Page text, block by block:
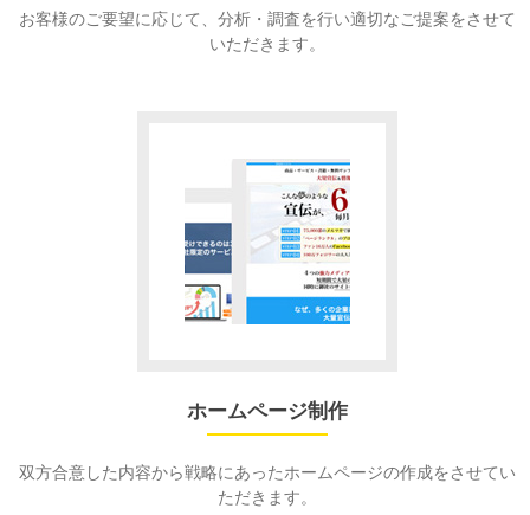
お客様のご要望に応じて、分析・調査を行い適切なご提案をさせて
いただきます。
ホームページ制作
双方合意した内容から戦略にあったホームページの作成をさせてい
ただきます。